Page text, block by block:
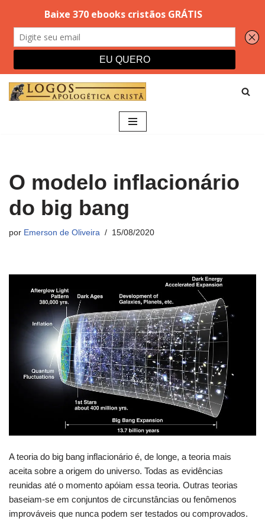
O modelo inflacionário
do big bang
por Emerson de Oliveira 15/08/2020
A teoria do big bang inflacionário é, de longe, a teoria mais
aceita sobre a origem do universo. Todas as evidências
reunidas até o momento apóiam essa teoria. Outras teorias
baseiam-se em conjuntos de circunstâncias ou fenômenos
improváveis ​​que nunca podem ser testados ou comprovados.